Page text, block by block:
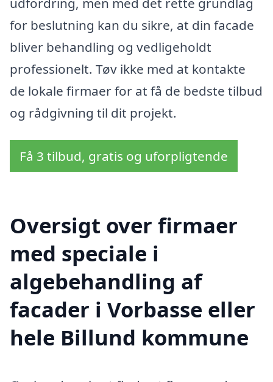
for beslutning kan du sikre, at din facade
bliver behandling og vedligeholdt
professionelt. Tøv ikke med at kontakte
de lokale firmaer for at få de bedste tilbud
og rådgivning til dit projekt.
Få 3 tilbud, gratis og uforpligtende
Oversigt over firmaer
med speciale i
algebehandling af
facader i Vorbasse eller
hele Billund kommune